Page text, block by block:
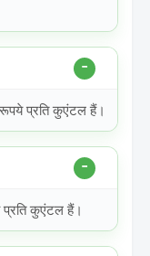
प्रति कुएंटल हैं।
कुएंटल हैं।